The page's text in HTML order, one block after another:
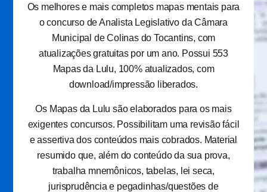
Os melhores e mais completos mapas mentais para
o concurso de Analista Legislativo da Câmara
Municipal de Colinas do Tocantins, com
atualizações gratuitas por um ano. Possui 553
Mapas da Lulu, 100% atualizados, com
download/impressão liberados.
Os Mapas da Lulu são elaborados para os mais
exigentes concursos. Possibilitam uma revisão fácil
e assertiva dos conteúdos mais cobrados. Material
resumido que, além do conteúdo da sua prova,
trabalha mnemônicos, tabelas, lei seca,
jurisprudência e pegadinhas/questões de